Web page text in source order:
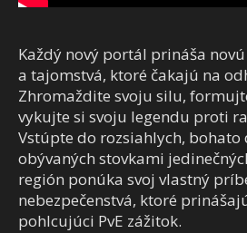
Každý nový portál prináša
a tajomstvá, ktoré čakajú na
Zhromaždite svoju silu,
vykujte si svoju legendu proti
Vstúpte do rozsiahlych,
obývaných stovkami
región ponúka svoj vlastný
nebezpečenstvá, ktoré
pohlcujúci PvE zážitok.